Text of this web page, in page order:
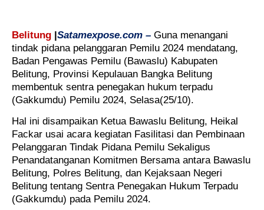
Belitung |Satamexpose.com – Guna menangani
tindak pidana pelanggaran Pemilu 2024 mendatang,
Badan Pengawas Pemilu (Bawaslu) Kabupaten
Belitung, Provinsi Kepulauan Bangka Belitung
membentuk sentra penegakan hukum terpadu
(Gakkumdu) Pemilu 2024, Selasa(25/10).
Hal ini disampaikan Ketua Bawaslu Belitung, Heikal
Fackar usai acara kegiatan Fasilitasi dan Pembinaan
Pelanggaran Tindak Pidana Pemilu Sekaligus
Penandatanganan Komitmen Bersama antara Bawaslu
Belitung, Polres Belitung, dan Kejaksaan Negeri
Belitung tentang Sentra Penegakan Hukum Terpadu
(Gakkumdu) pada Pemilu 2024.